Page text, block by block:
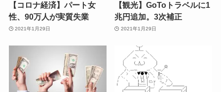
【コロナ経済】パート女
性、90万人が実質失業
2021年1月29日
【観光】GoToトラベルに1
兆円追加。3次補正
2021年1月29日